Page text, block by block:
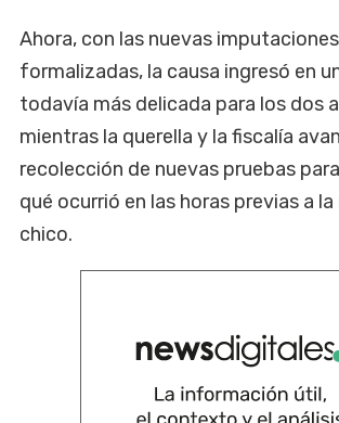
Ahora, con las nuevas
formalizadas, la causa ingresó en
todavía más delicada para los dos
mientras la querella y la fiscalía
recolección de nuevas pruebas
qué ocurrió en las horas previas a
chico.